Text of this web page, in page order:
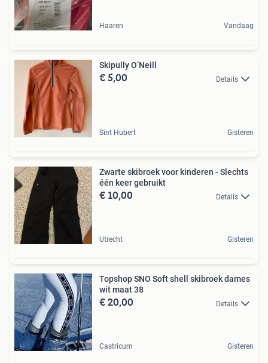
Haaren Vandaag
Skipully O’Neill
€ 5,00 Details
Sint Hubert Gisteren
Zwarte skibroek voor kinderen - Slechts
één keer gebruikt
€ 10,00 Details
Utrecht Gisteren
Topshop SNO Soft shell skibroek dames
wit maat 38
€ 20,00 Details
Castricum Gisteren